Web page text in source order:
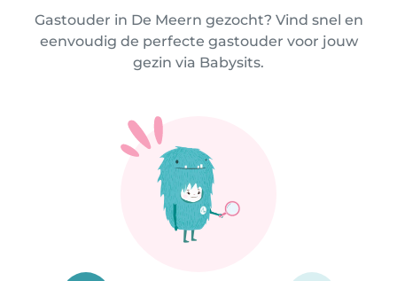
Gastouder in De Meern gezocht? Vind snel en
eenvoudig de perfecte gastouder voor jouw
gezin via Babysits.